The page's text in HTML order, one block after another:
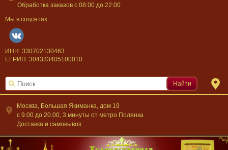
Москва, Большая Якиманка, дом 19
c 9.00 до 20.00, 3 минуты от метро Полянка
Доставка и самовывоз
Обработка заказов с 08:00 до 22:00
Мы в соцсетях:
ИНН: 330702130463
ЕГРИП: 304333405100010
Найти